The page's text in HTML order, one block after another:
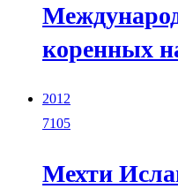
коренных
2012
7105
Мехти